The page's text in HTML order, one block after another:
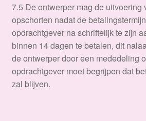
7.5 De ontwerper mag de uitvoering
opschorten nadat de
opdrachtgever na schriftelijk te zijn
binnen 14 dagen te betalen, dit
de ontwerper door een mededeling
opdrachtgever moet begrijpen dat
zal blijven.